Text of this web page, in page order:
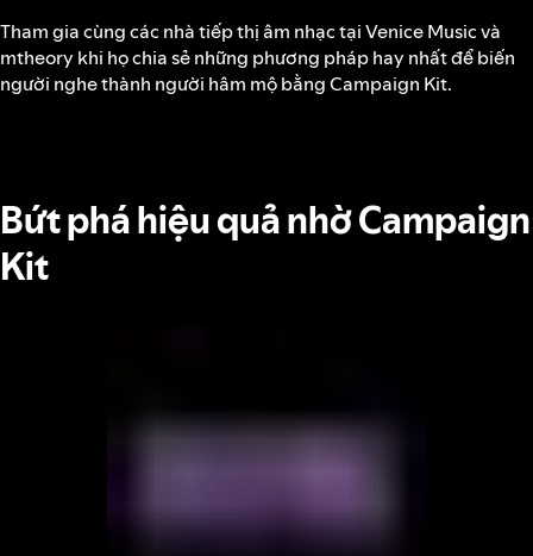
Tham gia cùng các nhà tiếp thị âm nhạc tại Venice Music và
mtheory khi họ chia sẻ những phương pháp hay nhất để biến
người nghe thành người hâm mộ bằng Campaign Kit.
Bứt phá hiệu quả nhờ Campaign
Kit